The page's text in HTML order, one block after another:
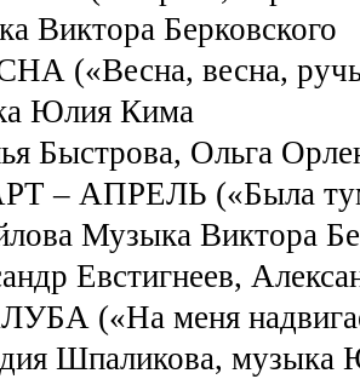
Виктора Берковского
(«Весна, весна,
Юлия Кима
Быстрова, Ольга
– АПРЕЛЬ («Была
Музыка Виктора
Евстигнеев,
(«На меня
Шпаликова, музыка